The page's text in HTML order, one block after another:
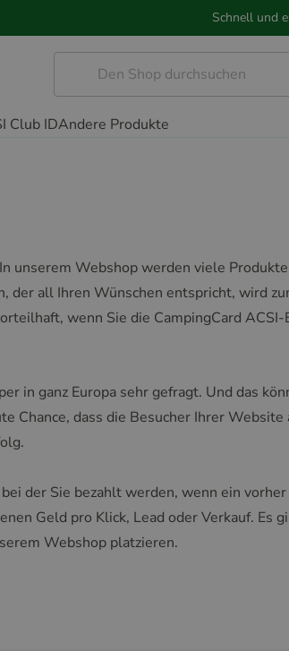
Schnell und
Club IDAndere Produkte
unserem Webshop werden viele
der all Ihren Wünschen entspricht, wird
wenn Sie die CampingCard
in ganz Europa sehr gefragt. Und das
Chance, dass die Besucher Ihrer
der Sie bezahlt werden, wenn ein
Geld pro Klick, Lead oder Verkauf.
Webshop platzieren.